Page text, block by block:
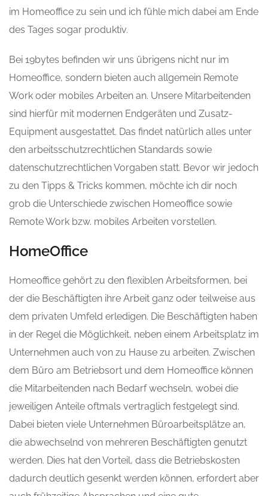
im Homeoffice zu sein und ich fühle mich dabei am Ende
des Tages sogar produktiv.
Bei 19bytes befinden wir uns übrigens nicht nur im
Homeoffice, sondern bieten auch allgemein Remote
Work oder mobiles Arbeiten an. Unsere Mitarbeitenden
sind hierfür mit modernen Endgeräten und Zusatz-
Equipment ausgestattet. Das findet natürlich alles unter
den arbeitsschutzrechtlichen Standards sowie
datenschutzrechtlichen Vorgaben statt. Bevor wir jedoch
zu den Tipps & Tricks kommen, möchte ich dir noch
grob die Unterschiede zwischen Homeoffice sowie
Remote Work bzw. mobiles Arbeiten vorstellen.
HomeOffice
Homeoffice gehört zu den flexiblen Arbeitsformen, bei
der die Beschäftigten ihre Arbeit ganz oder teilweise aus
dem privaten Umfeld erledigen. Die Beschäftigten haben
in der Regel die Möglichkeit, neben einem Arbeitsplatz im
Unternehmen auch von zu Hause zu arbeiten. Zwischen
dem Büro am Betriebsort und dem Homeoffice können
die Mitarbeitenden nach Bedarf wechseln, wobei die
jeweiligen Anteile oftmals vertraglich festgelegt sind.
Dabei bieten viele Unternehmen Büroarbeitsplätze an,
die abwechselnd von mehreren Beschäftigten genutzt
werden. Dies hat den Vorteil, dass die Betriebskosten
dadurch deutlich gesenkt werden können, erfordert aber